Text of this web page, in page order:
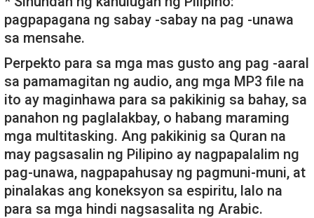
pagpapagana ng sabay -sabay na pag -unawa
sa mensahe.
Perpekto para sa mga mas gusto ang pag -aaral
sa pamamagitan ng audio, ang mga MP3 file na
ito ay maginhawa para sa pakikinig sa bahay, sa
panahon ng paglalakbay, o habang maraming
mga multitasking. Ang pakikinig sa Quran na
may pagsasalin ng Pilipino ay nagpapalalim ng
pag-unawa, nagpapahusay ng pagmuni-muni, at
pinalakas ang koneksyon sa espiritu, lalo na
para sa mga hindi nagsasalita ng Arabic.